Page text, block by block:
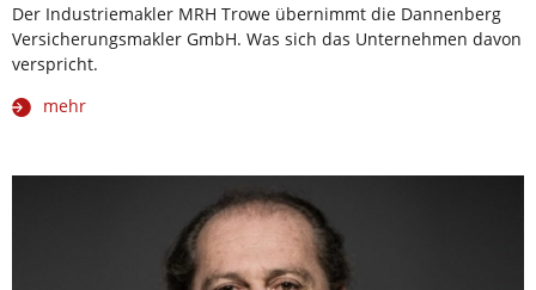
Der Industriemakler MRH Trowe übernimmt die Dannenberg
Versicherungsmakler GmbH. Was sich das Unternehmen davon
verspricht.
mehr